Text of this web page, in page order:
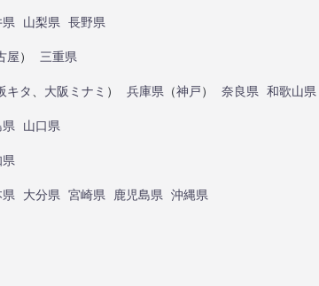
山梨県 長野県
屋） 三重県
キタ 大阪ミナミ ） 兵庫県 （神戸） 奈良県 和歌山県
山口県
大分県 宮崎県 鹿児島県 沖縄県